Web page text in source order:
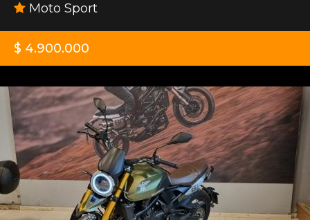
Moto Sport
$ 4.900.000